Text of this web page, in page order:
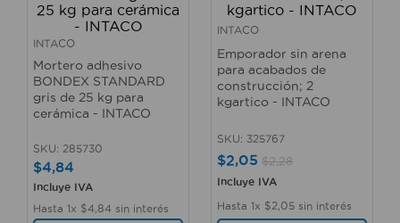
INTACO
Mortero adhesivo
BONDEX STANDARD
gris de 25 kg para
cerámica - INTACO
SKU: 285730
$4,84
Incluye IVA
Hasta 1x $4 84 sin interés
INTACO
Emporador sin arena
para acabados de
construcción; 2
kgartico - INTACO
SKU: 325767
$2,05 $2,28
Incluye IVA
Hasta 1x $2 05 sin interés